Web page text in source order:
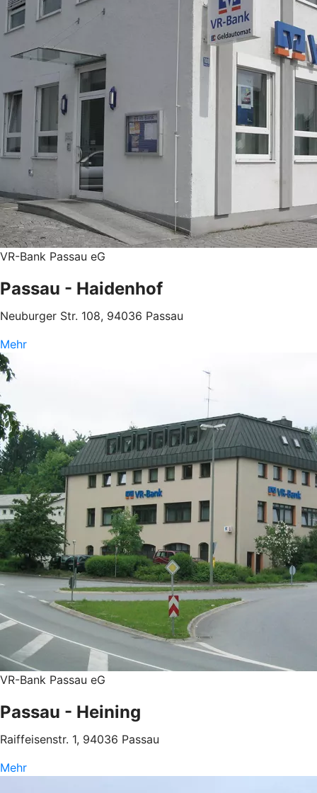
VR-Bank Passau eG
Passau - Haidenhof
Neuburger Str. 108, 94036 Passau
Mehr
VR-Bank Passau eG
Passau - Heining
Raiffeisenstr. 1, 94036 Passau
Mehr